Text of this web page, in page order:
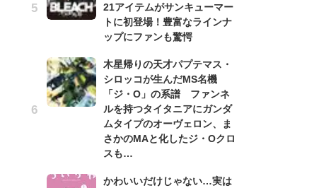
21アイテムがサンキューマー
トに初登場！豊富なラインナ
ップにファンも驚愕
木星帰りの天才パプテマス・
シロッコが生んだMS名機
「ジ・O」の系譜 ファンネ
ルを持つタイタニアにガンダ
ムタイプのオーヴェロン、ま
さかのMAと化したジ・Oクロ
スも…
かわいいだけじゃない…実は